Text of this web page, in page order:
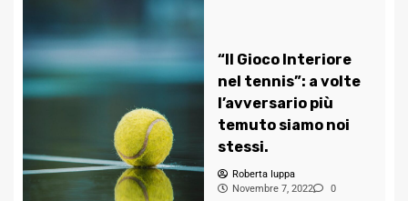
“Il Gioco Interiore
nel tennis”: a volte
l’avversario più
temuto siamo noi
stessi.
Roberta Iuppa
Novembre 7, 2022
0